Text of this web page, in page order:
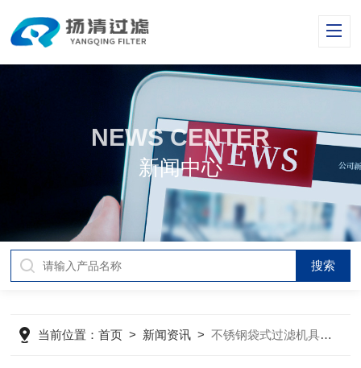
NEWS CENTER
新闻中心
当前位置：首页 > 新闻资讯 >不锈钢袋式过滤机具有较大的过滤面积和较高的过滤精度